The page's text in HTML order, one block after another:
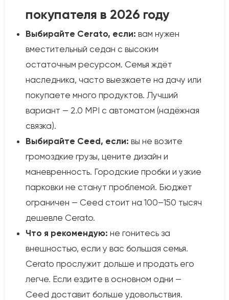
покупателя в 2026 году
Выбирайте Cerato, если: вам нужен
вместительный седан с высоким
остаточным ресурсом. Семья ждёт
наследника, часто выезжаете на дачу или
покупаете много продуктов. Лучший
вариант — 2.0 MPI с автоматом (надёжная
связка).
Выбирайте Ceed, если: вы не возите
громоздкие грузы, цените дизайн и
маневренность. Городские пробки и узкие
парковки не станут проблемой. Бюджет
ограничен — Ceed стоит на 100–150 тысяч
дешевле Cerato.
Что я рекомендую: не гонитесь за
внешностью, если у вас большая семья.
Cerato прослужит дольше и продать его
легче. Если ездите в основном одни —
Ceed доставит больше удовольствия.